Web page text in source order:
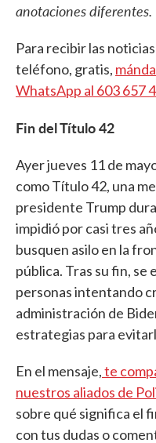
anotaciones diferentes.
Para recibir las
teléfono, gratis,
WhatsApp al 603 657
Fin del Título 42
Ayer jueves 11 de
como Título 42, una
presidente Trump
impidió por casi tres
busquen asilo en la
pública. Tras su fin, se
personas intentando
administración de
estrategias para
En el mensaje,te
nuestros aliados de
sobre qué significa el
con tus dudas o